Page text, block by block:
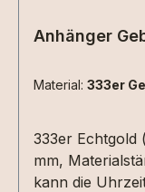
Anhänger
Material: 333er
333er Echtgold
mm,
kann die